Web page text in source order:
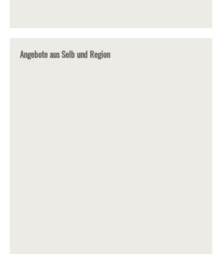
Angebote aus Selb und Region